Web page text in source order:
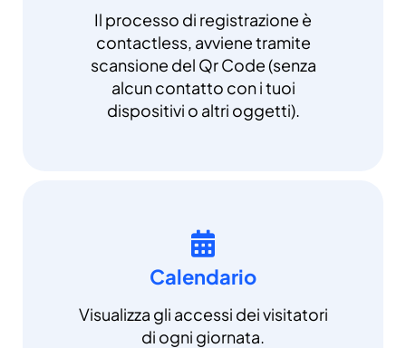
Il processo di registrazione è
contactless, avviene tramite
scansione del Qr Code (senza
alcun contatto con i tuoi
dispositivi o altri oggetti).
Calendario
Visualizza gli accessi dei visitatori
di ogni giornata.